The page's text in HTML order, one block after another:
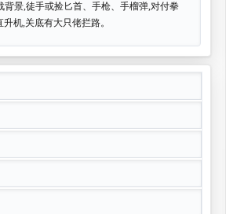
背景,徒手或捡匕首、手枪、手榴弹,对付拳
机,关底有大只佬拦路。